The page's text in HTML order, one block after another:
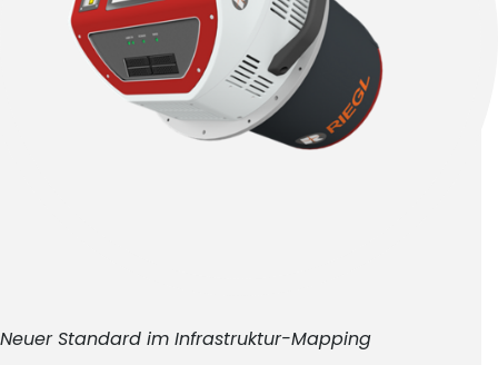
Neuer Standard im Infrastruktur-Mapping